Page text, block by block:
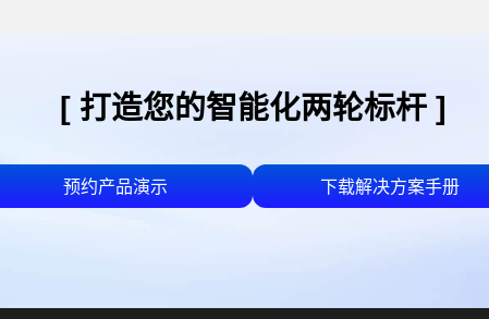
[ 打造您的智能化两轮标杆 ]
预约产品演示 下载解决方案手册